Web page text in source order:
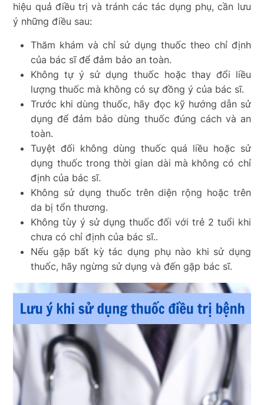
hiệu quả điều trị và tránh các tác dụng phụ, cần lưu
ý những điều sau:
Thăm khám và chỉ sử dụng thuốc theo chỉ định
của bác sĩ để đảm bảo an toàn.
Không tự ý sử dụng thuốc hoặc thay đổi liều
lượng thuốc mà không có sự đồng ý của bác sĩ.
Trước khi dùng thuốc, hãy đọc kỹ hướng dẫn sử
dụng để đảm bảo dùng thuốc đúng cách và an
toàn.
Tuyệt đối không dùng thuốc quá liều hoặc sử
dụng thuốc trong thời gian dài mà không có chỉ
định của bác sĩ.
Không sử dụng thuốc trên diện rộng hoặc trên
da bị tổn thương.
Không tùy ý sử dụng thuốc đối với trẻ 2 tuổi khi
chưa có chỉ định của bác sĩ..
Nếu gặp bất kỳ tác dụng phụ nào khi sử dụng
thuốc, hãy ngừng sử dụng và đến gặp bác sĩ.